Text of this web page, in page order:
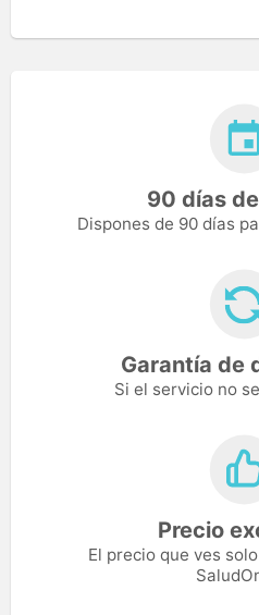
90 días
Dispones de 90 días
Garantía de
Si el servicio no
Precio
El precio que ves